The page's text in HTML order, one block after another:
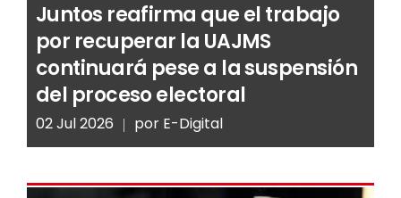
Juntos reafirma que el trabajo
por recuperar la UAJMS
continuará pese a la suspensión
del proceso electoral
02 Jul 2026 por E-Digital